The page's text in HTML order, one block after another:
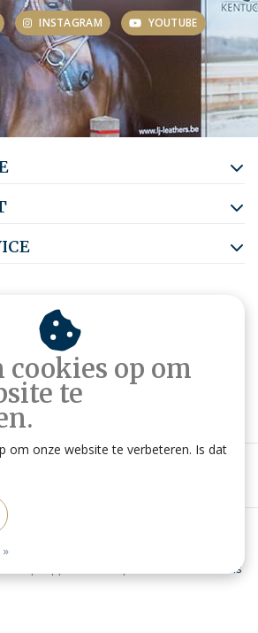
INSTAGRAM YOUTUBE
om op de hoogte te blijven.
HippoStore.be | Website door Omatis
cookies op om
te
om onze website te verbeteren. Is dat
»